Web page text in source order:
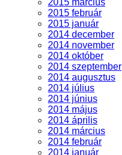
2015 március
2015 február
2015 január
2014 december
2014 november
2014 október
2014 szeptember
2014 augusztus
2014 július
2014 június
2014 május
2014 április
2014 március
2014 február
2014 január